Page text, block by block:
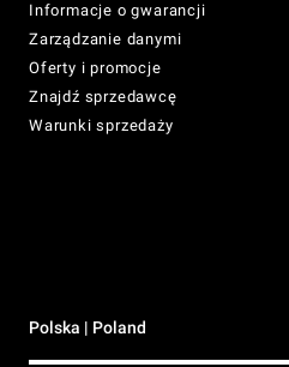
Informacje o gwarancji
Zarządzanie danymi
Oferty i promocje
Znajdź sprzedawcę
Warunki sprzedaży
Polska | Poland